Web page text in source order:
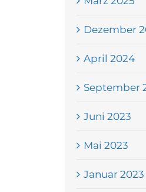
Dezember
April 2024
September
Juni 2023
Mai 2023
Januar 2023